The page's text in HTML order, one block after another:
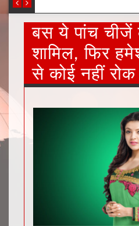
बस ये पांच चीजें
शामिल, फिर
से कोई नहीं